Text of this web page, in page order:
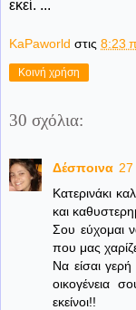
εκεί. ...
KaPaworld στις 8:23
Κοινή χρήση
30 σχόλια:
Δέσποινα 27
Κατερινάκι
και
Σου εύχομαι
που μας
Να είσαι
οικογένεια
εκείνοι!!